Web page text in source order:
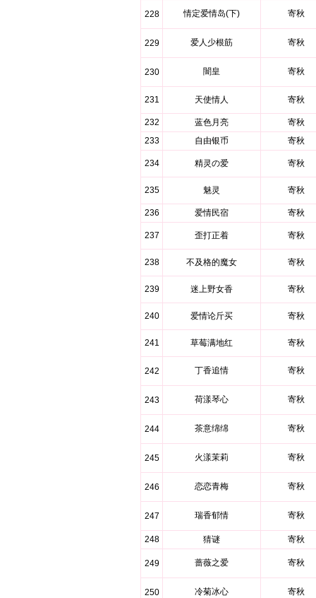
228 情定爱情岛(下) 寄秋
229 爱人少根筋 寄秋
230 闇皇 寄秋
231 天使情人 寄秋
232 蓝色月亮
寄秋
233
自由银币 寄秋
234 精灵の爱 寄秋
235 魅灵 寄秋
236 爱情民宿 寄秋
237 歪打正着 寄秋
238 不及格的魔女 寄秋
239 迷上野女香 寄秋
240 爱情论斤买 寄秋
241 草莓满地红 寄秋
242 丁香追情 寄秋
243 荷漾琴心 寄秋
244 茶意绵绵 寄秋
245 火漾茉莉 寄秋
246 恋恋青梅 寄秋
247 瑞香郁情 寄秋
248 猜谜 寄秋
249 蔷薇之爱 寄秋
250 冷菊冰心 寄秋